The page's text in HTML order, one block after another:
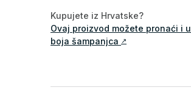
Kupujete iz Hrvatske?
Ovaj proizvod možete pronaći i
boja šampanjca ↗